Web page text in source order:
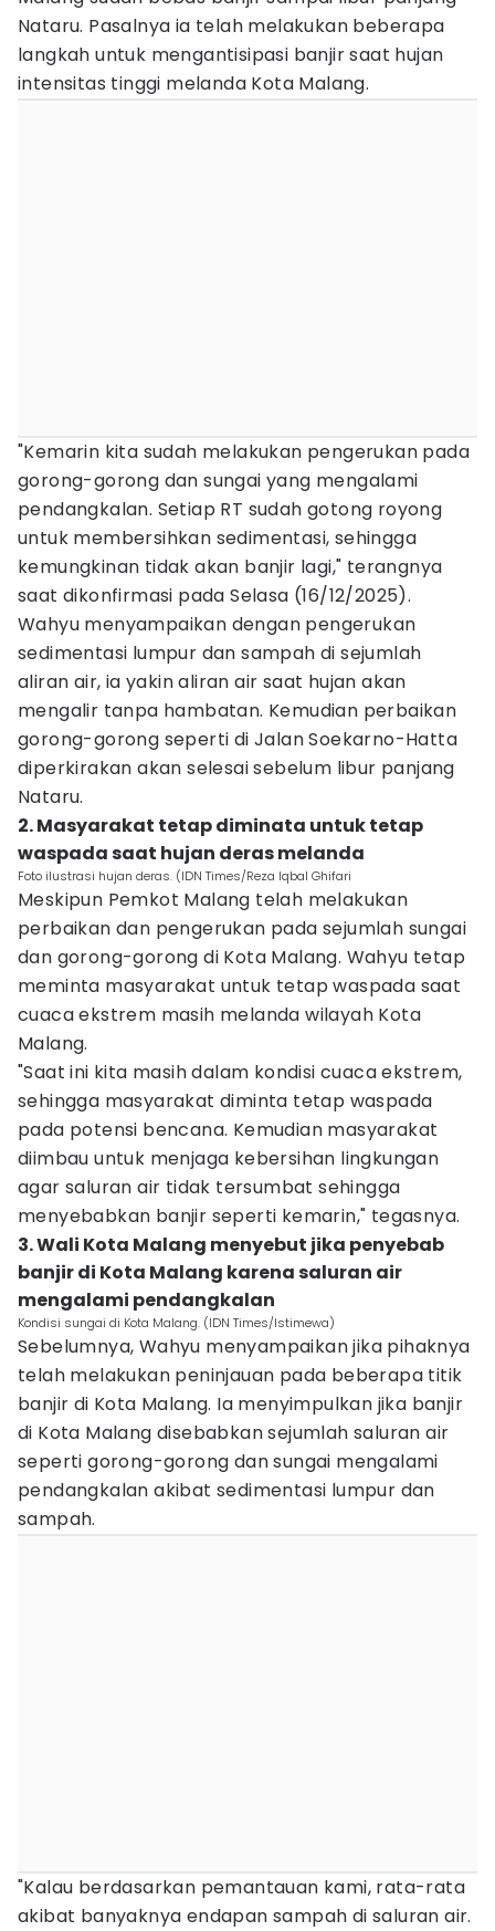
Nataru. Pasalnya ia telah melakukan beberapa
langkah untuk mengantisipasi banjir saat hujan
intensitas tinggi melanda Kota Malang.
"Kemarin kita sudah melakukan pengerukan pada
gorong-gorong dan sungai yang mengalami
pendangkalan. Setiap RT sudah gotong royong
untuk membersihkan sedimentasi, sehingga
kemungkinan tidak akan banjir lagi," terangnya
saat dikonfirmasi pada Selasa (16/12/2025).
Wahyu menyampaikan dengan pengerukan
sedimentasi lumpur dan sampah di sejumlah
aliran air, ia yakin aliran air saat hujan akan
mengalir tanpa hambatan. Kemudian perbaikan
gorong-gorong seperti di Jalan Soekarno-Hatta
diperkirakan akan selesai sebelum libur panjang
Nataru.
2. Masyarakat tetap diminata untuk tetap
waspada saat hujan deras melanda
Foto ilustrasi hujan deras. (IDN Times/Reza Iqbal Ghifari
Meskipun Pemkot Malang telah melakukan
perbaikan dan pengerukan pada sejumlah sungai
dan gorong-gorong di Kota Malang. Wahyu tetap
meminta masyarakat untuk tetap waspada saat
cuaca ekstrem masih melanda wilayah Kota
Malang.
"Saat ini kita masih dalam kondisi cuaca ekstrem,
sehingga masyarakat diminta tetap waspada
pada potensi bencana. Kemudian masyarakat
diimbau untuk menjaga kebersihan lingkungan
agar saluran air tidak tersumbat sehingga
menyebabkan banjir seperti kemarin," tegasnya.
3. Wali Kota Malang menyebut jika penyebab
banjir di Kota Malang karena saluran air
mengalami pendangkalan
Kondisi sungai di Kota Malang. (IDN Times/Istimewa)
Sebelumnya, Wahyu menyampaikan jika pihaknya
telah melakukan peninjauan pada beberapa titik
banjir di Kota Malang. Ia menyimpulkan jika banjir
di Kota Malang disebabkan sejumlah saluran air
seperti gorong-gorong dan sungai mengalami
pendangkalan akibat sedimentasi lumpur dan
sampah.
"Kalau berdasarkan pemantauan kami, rata-rata
akibat banyaknya endapan sampah di saluran air.